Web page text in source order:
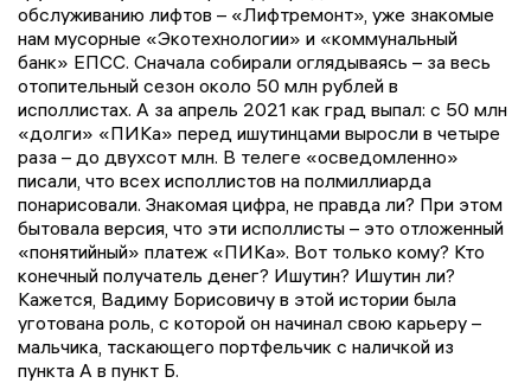
обслуживанию лифтов – «Лифтремонт», уже знакомые
нам мусорные «Экотехнологии» и «коммунальный
банк» ЕПСС. Сначала собирали оглядываясь – за весь
отопительный сезон около 50 млн рублей в
исполлистах. А за апрель 2021 как град выпал: с 50 млн
«долги» «ПИКа» перед ишутинцами выросли в четыре
раза – до двухсот млн. В телеге «осведомленно»
писали, что всех исполлистов на полмиллиарда
понарисовали. Знакомая цифра, не правда ли? При этом
бытовала версия, что эти исполлисты – это отложенный
«понятийный» платеж «ПИКа». Вот только кому? Кто
конечный получатель денег? Ишутин? Ишутин ли?
Кажется, Вадиму Борисовичу в этой истории была
уготована роль, с которой он начинал свою карьеру –
мальчика, таскающего портфельчик с наличкой из
пункта А в пункт Б.